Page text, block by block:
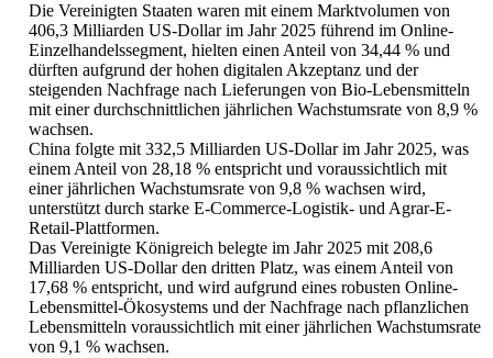
Die Vereinigten Staaten waren mit einem Marktvolumen von
406,3 Milliarden US-Dollar im Jahr 2025 führend im Online-
Einzelhandelssegment, hielten einen Anteil von 34,44 % und
dürften aufgrund der hohen digitalen Akzeptanz und der
steigenden Nachfrage nach Lieferungen von Bio-Lebensmitteln
mit einer durchschnittlichen jährlichen Wachstumsrate von 8,9 %
wachsen.
China folgte mit 332,5 Milliarden US-Dollar im Jahr 2025, was
einem Anteil von 28,18 % entspricht und voraussichtlich mit
einer jährlichen Wachstumsrate von 9,8 % wachsen wird,
unterstützt durch starke E-Commerce-Logistik- und Agrar-E-
Retail-Plattformen.
Das Vereinigte Königreich belegte im Jahr 2025 mit 208,6
Milliarden US-Dollar den dritten Platz, was einem Anteil von
17,68 % entspricht, und wird aufgrund eines robusten Online-
Lebensmittel-Ökosystems und der Nachfrage nach pflanzlichen
Lebensmitteln voraussichtlich mit einer jährlichen Wachstumsrate
von 9,1 % wachsen.